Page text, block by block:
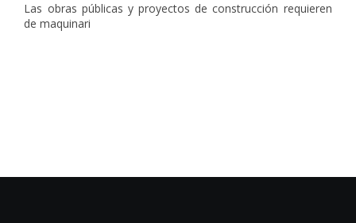
Las obras públicas y proyectos de construcción requieren
de maquinari